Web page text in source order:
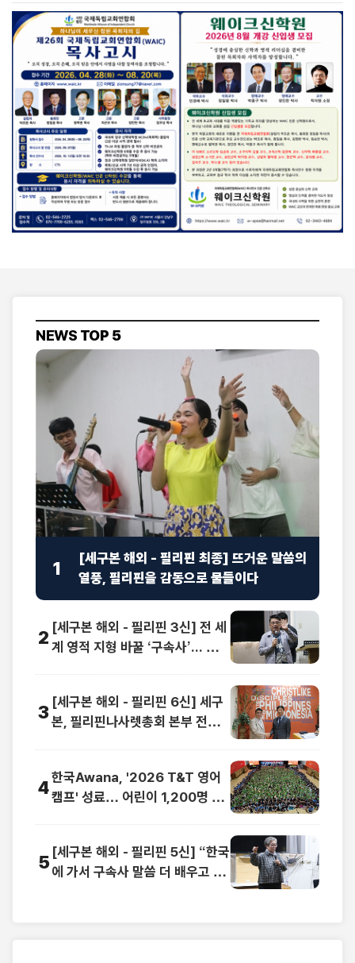
NEWS TOP 5
1
[세구본 해외 - 필리핀 최종] 뜨거운 말씀의
열풍, 필리핀을 감동으로 물들이다
2 [세구본 해외 - 필리핀 3신] 전 세
계 영적 지형 바꿀 ‘구속사’... 동남
3 [세구본 해외 - 필리핀 6신] 세구
본, 필리핀나사렛총회 본부 전격
4한국Awana, '2026 T&T 영어
캠프' 성료… 어린이 1,200명 복
5 [세구본 해외 - 필리핀 5신] “한국
에 가서 구속사 말씀 더 배우고 싶